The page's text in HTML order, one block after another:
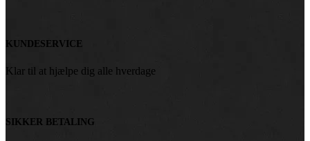
KUNDESERVICE
Klar til at hjælpe dig alle hverdage
SIKKER BETALING